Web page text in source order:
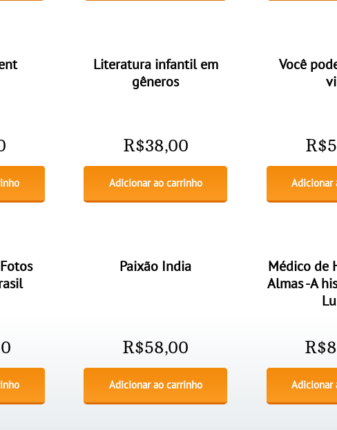
Literatura infantil em
gêneros
R$38,00
Adicionar ao carrinho
Você
R$
Adicionar
Paixão India
R$58,00
Adicionar ao carrinho
Médico de
Almas -A
R$
Adicionar